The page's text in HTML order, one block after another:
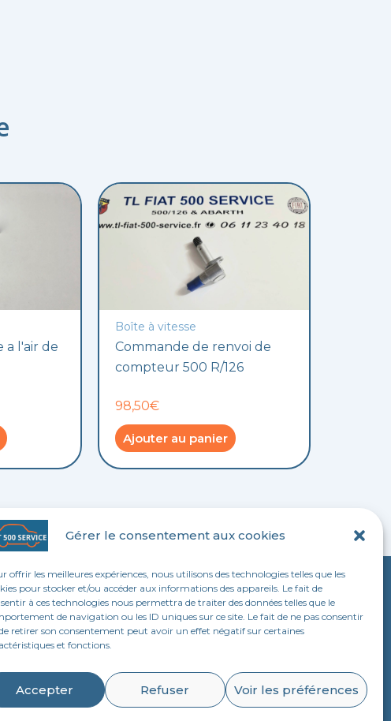
Gérer le consentement aux cookies
offrir les meilleures expériences, nous utilisons des technologies telles que les
pour stocker et/ou accéder aux informations des appareils. Le fait de
à ces technologies nous permettra de traiter des données telles que le
de navigation ou les ID uniques sur ce site. Le fait de ne pas consentir
retirer son consentement peut avoir un effet négatif sur certaines
et fonctions.
Accepter Refuser Voir les préférences
a l'air de
Boîte à vitesse
Commande de renvoi de
compteur 500 R/126
98,50€
Ajouter au panier
LEGAL
Mentions légales
Conditions générales de vente
Domino Com : création de site web à